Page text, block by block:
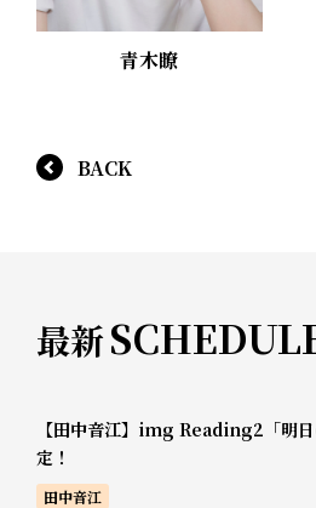
青木瞭
BACK
最新
【田中音江】img Reading2「明
定！
田中音江